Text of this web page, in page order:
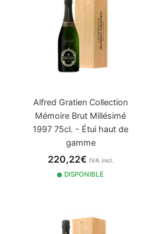
Alfred Gratien Collection
Mémoire Brut Millésimé
1997 75cl. - Étui haut de
gamme
220,22€ IVA incl.
DISPONIBLE